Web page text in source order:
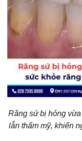
Răng sứ bị hỏng
lẫn thẩm mỹ, khiến